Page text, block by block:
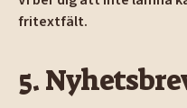
fritextfält.
5.